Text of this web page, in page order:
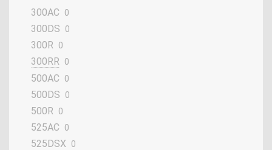
300AC
0
300DS 0
300R 0
300RR 0
500AC 0
500DS 0
500R 0
525AC 0
525DSX 0